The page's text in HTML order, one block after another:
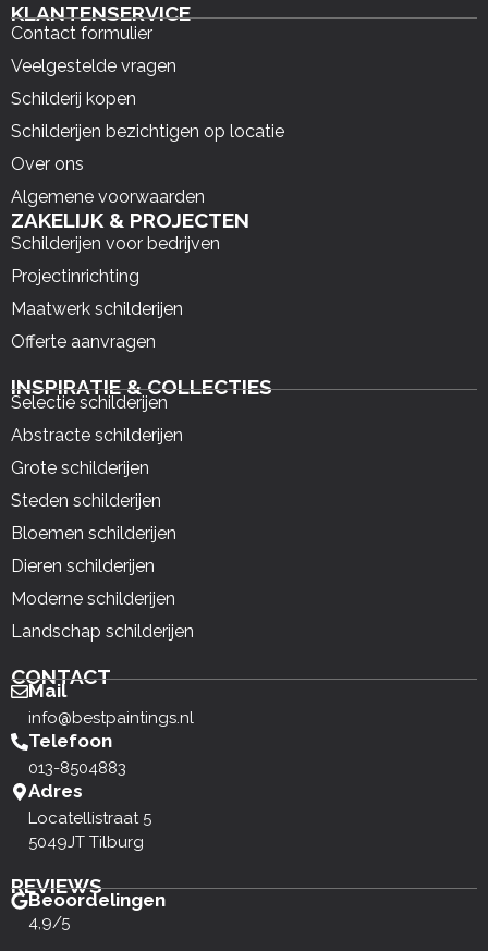
KLANTENSERVICE
Contact formulier
Veelgestelde vragen
Schilderij kopen
Schilderijen bezichtigen op locatie
Over ons
Algemene voorwaarden
ZAKELIJK & PROJECTEN
Schilderijen voor bedrijven
Projectinrichting
Maatwerk schilderijen
Offerte aanvragen
INSPIRATIE & COLLECTIES
Selectie schilderijen
Abstracte schilderijen
Grote schilderijen
Steden schilderijen
Bloemen schilderijen
Dieren schilderijen
Moderne schilderijen
Landschap schilderijen
CONTACT
Mail
info@bestpaintings.nl
Telefoon
013-8504883
Adres
Locatellistraat 5
5049JT Tilburg
REVIEWS
Beoordelingen
4,9/5